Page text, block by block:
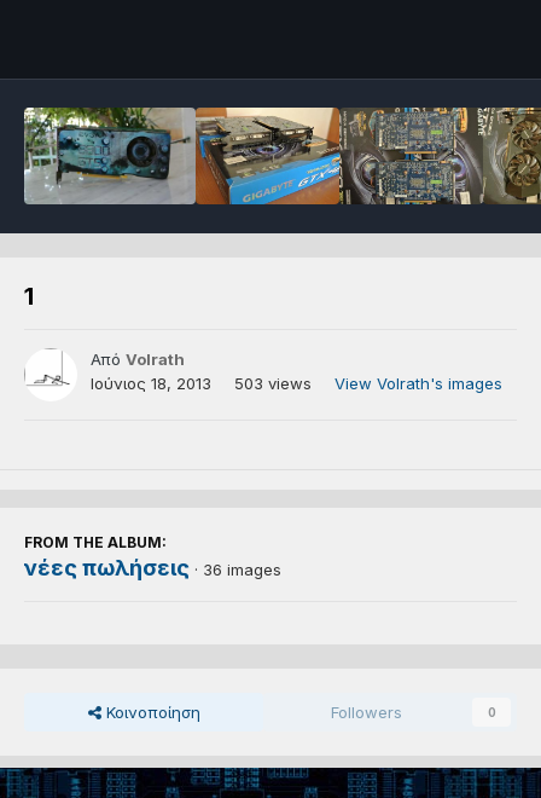
1
Από Volrath
Ιούνιος 18, 2013
503 views View Volrath's images
FROM THE ALBUM:
νέες πωλήσεις · 36 images
Κοινοποίηση Followers 0